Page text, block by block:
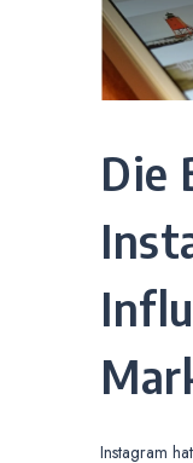
Die
Instagram